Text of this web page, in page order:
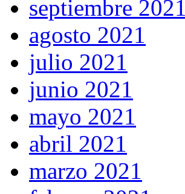
septiembre 2021
agosto 2021
julio 2021
junio 2021
mayo 2021
abril 2021
marzo 2021